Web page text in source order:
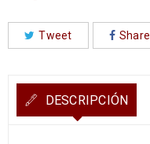
Tweet Share
DESCRIPCIÓN